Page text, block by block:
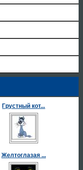
Грустный кот...
Желтоглазая ...